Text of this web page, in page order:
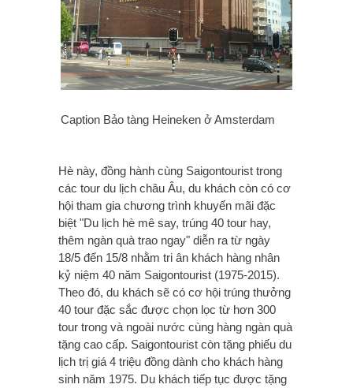
Caption Bảo tàng Heineken ở Amsterdam
Hè này, đồng hành cùng Saigontourist trong
các tour du lịch châu Âu, du khách còn có cơ
hội tham gia chương trình khuyến mãi đặc
biệt "Du lịch hè mê say, trúng 40 tour hay,
thêm ngàn quà trao ngay" diễn ra từ ngày
18/5 đến 15/8 nhằm tri ân khách hàng nhân
kỷ niệm 40 năm Saigontourist (1975-2015).
Theo đó, du khách sẽ có cơ hội trúng thưởng
40 tour đặc sắc được chọn lọc từ hơn 300
tour trong và ngoài nước cùng hàng ngàn quà
tặng cao cấp. Saigontourist còn tặng phiếu du
lịch trị giá 4 triệu đồng dành cho khách hàng
sinh năm 1975. Du khách tiếp tục được tặng